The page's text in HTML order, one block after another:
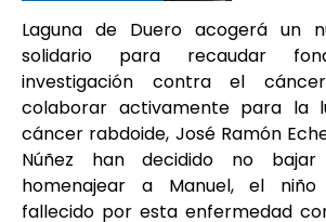
Laguna de Duero acogerá un
solidario para recaudar
investigación contra el
colaborar activamente para la
cáncer rabdoide, José Ramón
Núñez han decidido no
homenajear a Manuel, el niño
fallecido por esta enfermedad